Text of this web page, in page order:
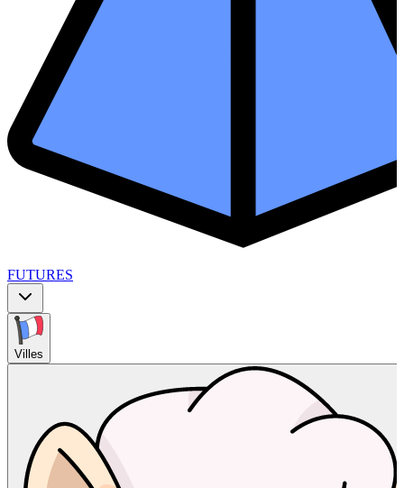
FUTURES
Villes